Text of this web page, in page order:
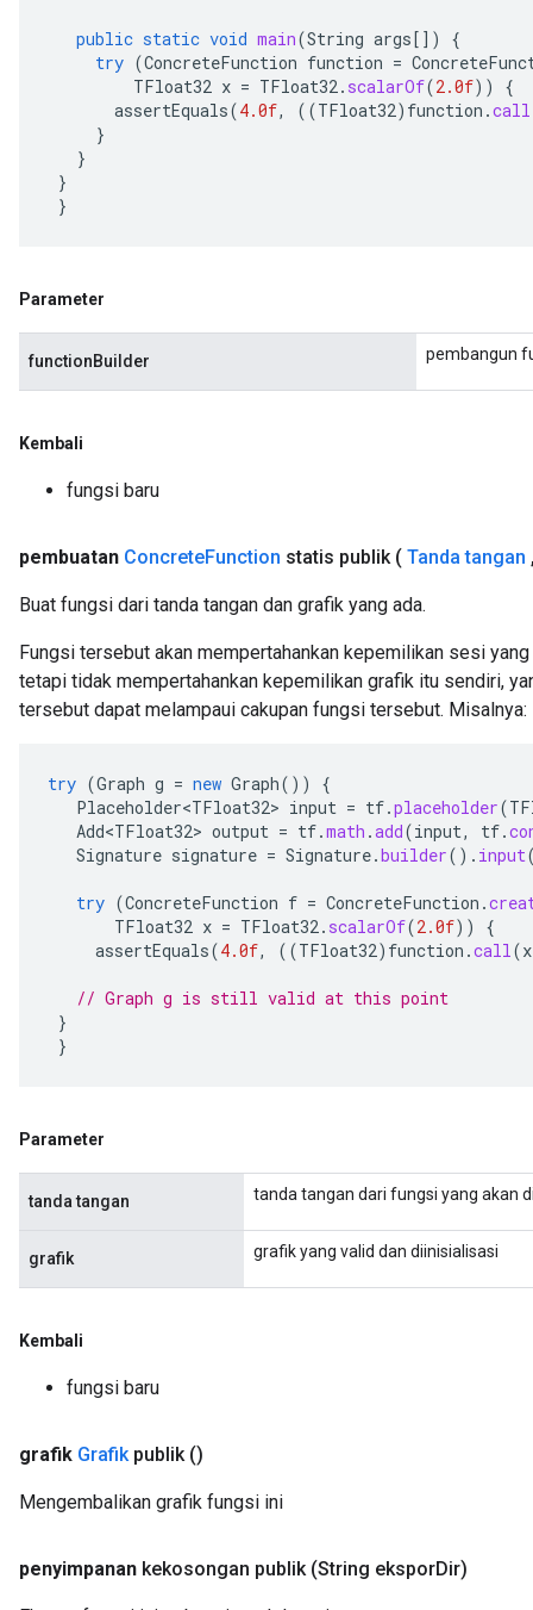
public static void main(String args[] )
{
try (ConcreteFunction function =
TFloat32 x = TFloat32. scalarOf(2.0f))
{
assertEquals(4.0f, ((TFloat32) function .call
}
}
}
}
Parameter
functionBuilder pembangun
Kembali
fungsi baru
pembuatan ConcreteFunction statis publik ( Tanda tangan
Buat fungsi dari tanda tangan dan grafik yang ada.
Fungsi tersebut akan mempertahankan kepemilikan sesi
tetapi tidak mempertahankan kepemilikan grafik itu sendiri,
tersebut dapat melampaui cakupan fungsi tersebut. Misalnya:
try (Graph g = new Graph())
{
Placeholder<TFloat32> input = tf.placeholder(
Add<TFloat32> output = tf.math .add(input, tf.
Signature signature = Signature.builder(). input
try (ConcreteFunction f = ConcreteFunction .
TFloat32 x = TFloat32. scalarOf(2.0f))
{
assertEquals(4.0f, ((TFloat32) function .call(x
// Graph g is still valid at this point
}
}
Parameter
tanda tangan tanda tangan dari fungsi yang akan
grafik grafik yang valid dan diinisialisasi
Kembali
fungsi baru
grafik Grafikpublik ()
Mengembalikan grafik fungsi ini
penyimpanan kekosongan publik (String eksporDir)